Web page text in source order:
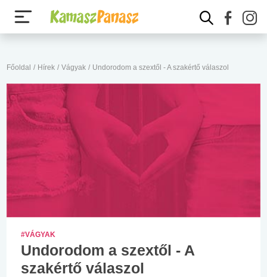
Főoldal / Hírek / Vágyak / Undorodom a szextől - A szakértő válaszol
#VÁGYAK
Undorodom a szextől - A
szakértő válaszol